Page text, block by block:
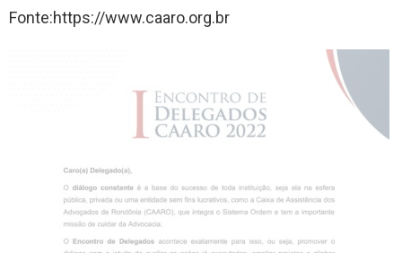
Fonte:https://www.caaro.org.br